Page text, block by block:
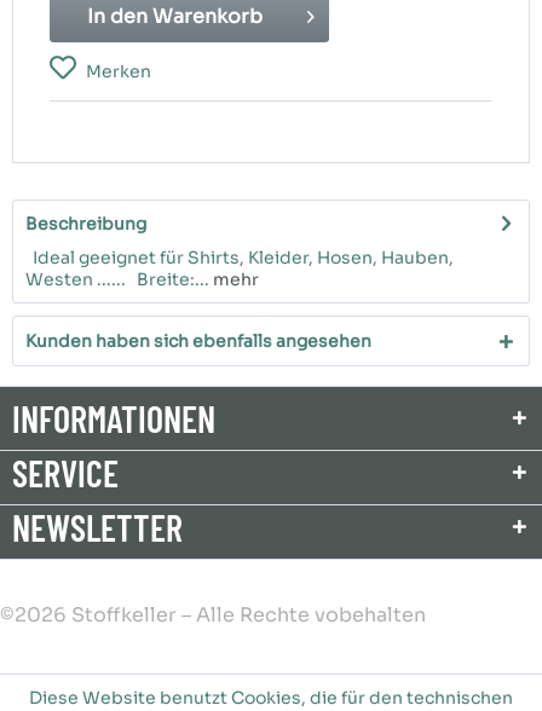
In den Warenkorb
Merken
Beschreibung
Ideal geeignet für Shirts, Kleider, Hosen, Hauben,
Westen ...... Breite:... mehr
Kunden haben sich ebenfalls angesehen
INFORMATIONEN
SERVICE
NEWSLETTER
©2026 Stoffkeller – Alle Rechte vobehalten
Diese Website benutzt Cookies, die für den technischen